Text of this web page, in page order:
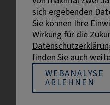
Externe Links sind mit
gekennzeichnet.
Bei personenbezogenen
Gründen der besseren
Bezeichnung gewählt.
Geschlechter.
sich ergebenden
Sie können Ihre
Wirkung für die
finden Sie auch
WEBANALYSE
ABLEHNEN